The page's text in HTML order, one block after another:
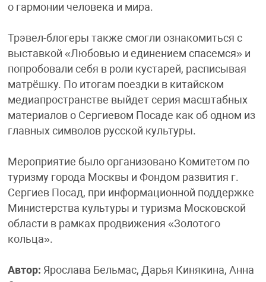
о гармонии человека и мира.
Трэвел-блогеры также смогли ознакомиться с
выставкой «Любовью и единением спасемся» и
попробовали себя в роли кустарей, расписывая
матрёшку. По итогам поездки в китайском
медиапространстве выйдет серия масштабных
материалов о Сергиевом Посаде как об одном из
главных символов русской культуры.
Мероприятие было организовано Комитетом по
туризму города Москвы и Фондом развития г.
Сергиев Посад, при информационной поддержке
Министерства культуры и туризма Московской
области в рамках продвижения «Золотого
кольца».
Автор: Ярослава Бельмас, Дарья Кинякина, Анна